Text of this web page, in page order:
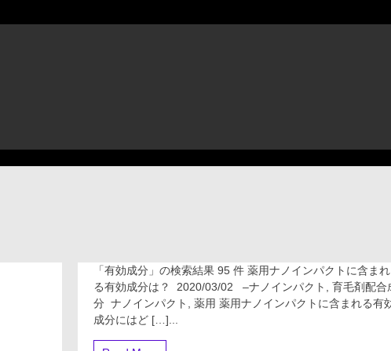
剤
「有
効
成
「有効成分」の検索結果 95 件 薬用ナノインパクトに含まれ
る有効成分は？ 2020/03/02 –ナノインパクト, 育毛剤配合
分 ナノインパクト, 薬用 薬用ナノインパクトに含まれる有
成分にはど […]...